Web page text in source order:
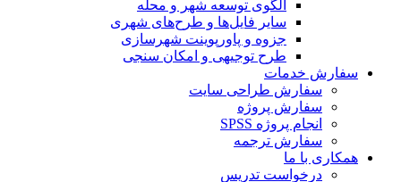
الگوی توسعه شهر و محله
سایر فایل‌ها و طرح‌های شهری
جزوه و پاورپوینت شهرسازی
طرح توجیهی و امکان سنجی
سفارش خدمات
سفارش طراحی سایت
سفارش پروژه
انجام پروژه SPSS
سفارش ترجمه
همکاری با ما
درخواست تدریس